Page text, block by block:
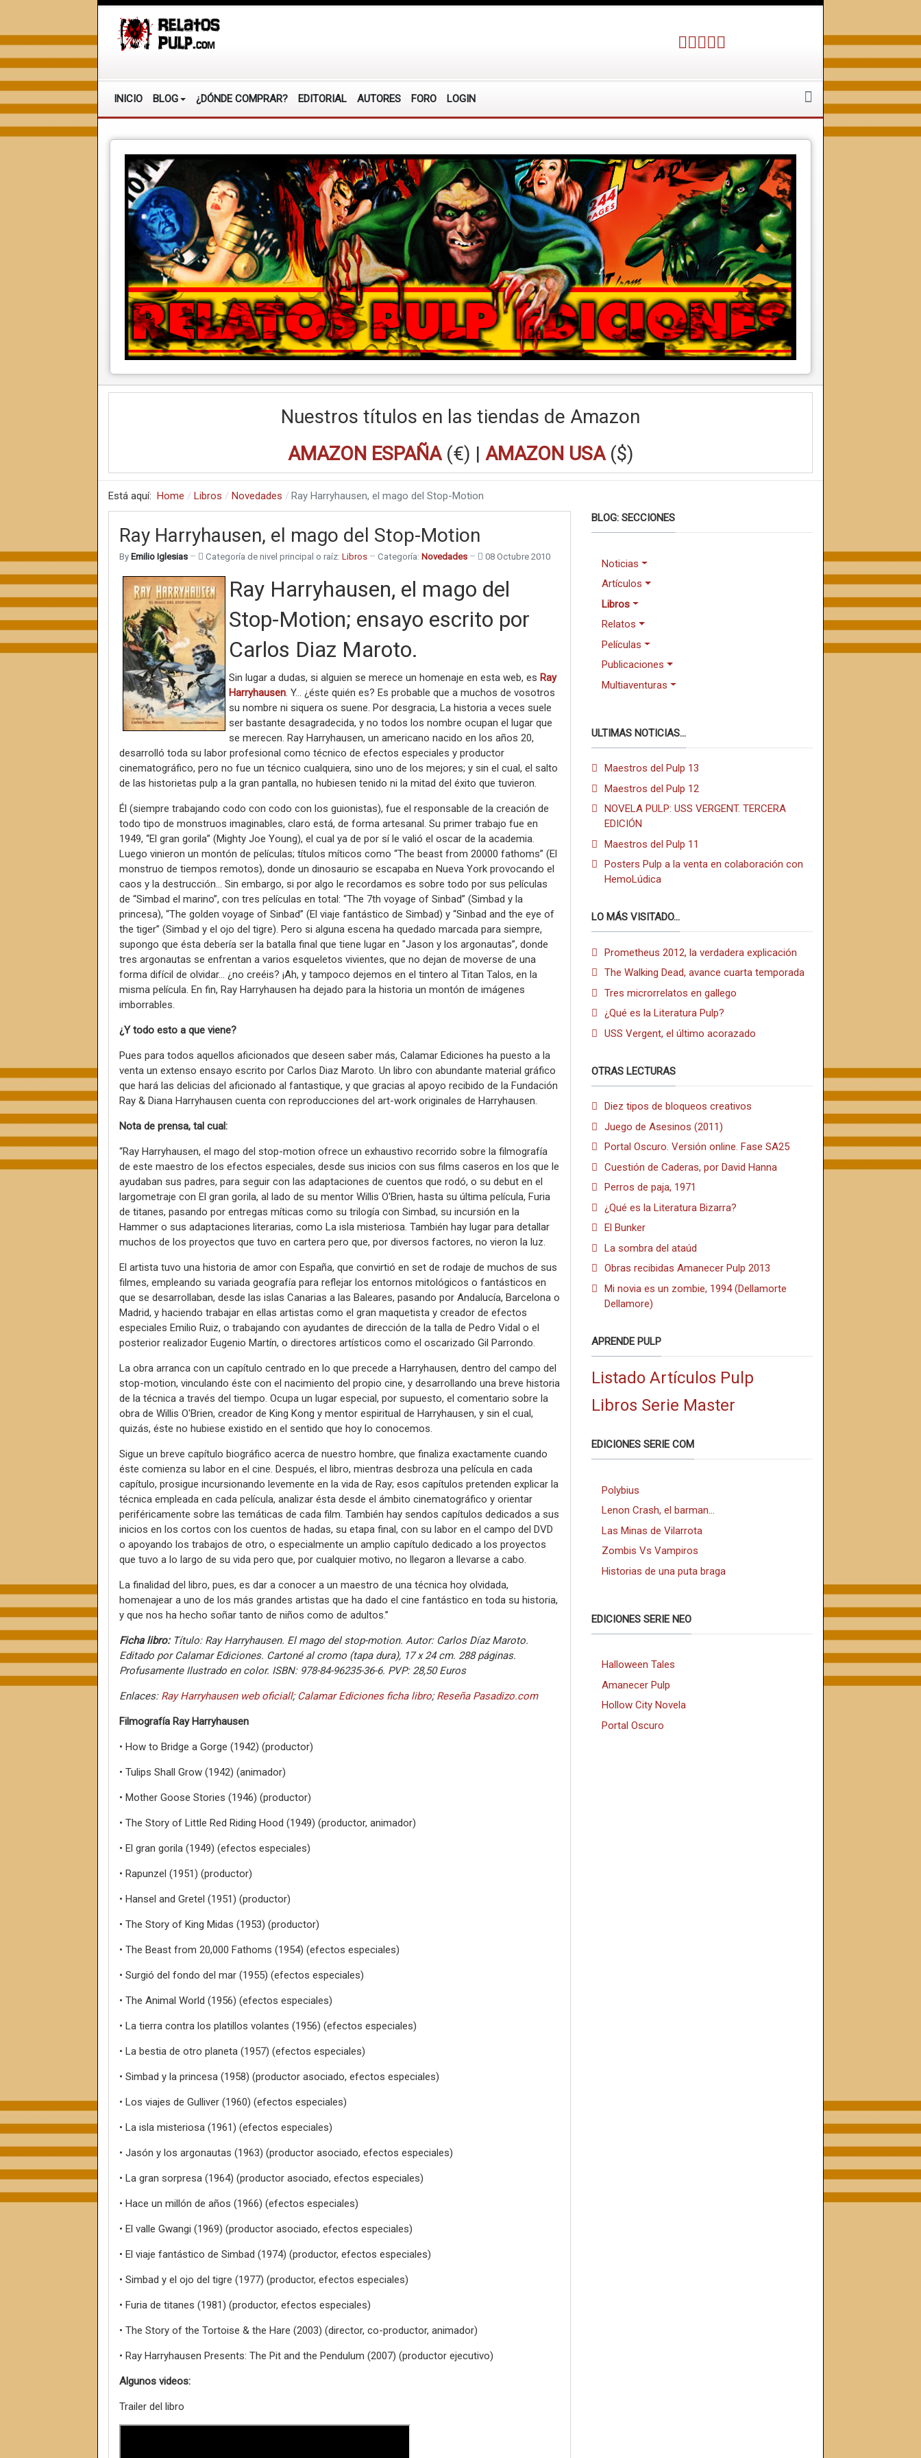
INICIO BLOG ¿DÓNDE COMPRAR? EDITORIAL AUTORES FORO LOGIN
Nuestros títulos en las tiendas de Amazon
AMAZON ESPAÑA(€) | AMAZON USA($)
Está aquí: Home Libros Novedades Ray Harryhausen, el mago del Stop-Motion
Ray Harryhausen, el mago del Stop-Motion
By Emilio Iglesias Categoría de nivel principal o raíz: Libros Categoría: Novedades 08 Octubre 2010
Ray Harryhausen, el mago del
Stop-Motion; ensayo escrito por
Carlos Diaz Maroto.
Sin lugar a dudas, si alguien se merece un homenaje en esta web, es Ray
Harryhausen . Y… ¿éste quién es? Es probable que a muchos de vosotros
su nombre ni siquera os suene. Por desgracia, La historia a veces suele
ser bastante desagradecida, y no todos los nombre ocupan el lugar que
se merecen. Ray Harryhausen, un americano nacido en los años 20,
desarrolló toda su labor profesional como técnico de efectos especiales y productor
cinematográfico, pero no fue un técnico cualquiera, sino uno de los mejores; y sin el cual, el salto
de las historietas pulp a la gran pantalla, no hubiesen tenido ni la mitad del éxito que tuvieron.
Él (siempre trabajando codo con codo con los guionistas), fue el responsable de la creación de
todo tipo de monstruos imaginables, claro está, de forma artesanal. Su primer trabajo fue en
1949, “El gran gorila” (Mighty Joe Young), el cual ya de por sí le valió el oscar de la academia.
Luego vinieron un montón de películas; títulos míticos como “The beast from 20000 fathoms” (El
monstruo de tiempos remotos), donde un dinosaurio se escapaba en Nueva York provocando el
caos y la destrucción... Sin embargo, si por algo le recordamos es sobre todo por sus películas
de “Simbad el marino”, con tres películas en total: “The 7th voyage of Sinbad” (Simbad y la
princesa), “The golden voyage of Sinbad” (El viaje fantástico de Simbad) y “Sinbad and the eye of
the tiger” (Simbad y el ojo del tigre). Pero si alguna escena ha quedado marcada para siempre,
supongo que ésta debería ser la batalla final que tiene lugar en "Jason y los argonautas”, donde
tres argonautas se enfrentan a varios esqueletos vivientes, que no dejan de moverse de una
forma difícil de olvidar... ¿no creéis? ¡Ah, y tampoco dejemos en el tintero al Titan Talos, en la
misma película. En fin, Ray Harryhausen ha dejado para la historia un montón de imágenes
imborrables.
¿Y todo esto a que viene?
Pues para todos aquellos aficionados que deseen saber más, Calamar Ediciones ha puesto a la
venta un extenso ensayo escrito por Carlos Diaz Maroto. Un libro con abundante material gráfico
que hará las delicias del aficionado al fantastique, y que gracias al apoyo recibido de la Fundación
Ray & Diana Harryhausen cuenta con reproducciones del art-work originales de Harryhausen.
Nota de prensa, tal cual:
“Ray Harryhausen, el mago del stop-motion ofrece un exhaustivo recorrido sobre la filmografía
de este maestro de los efectos especiales, desde sus inicios con sus films caseros en los que le
ayudaban sus padres, para seguir con las adaptaciones de cuentos que rodó, o su debut en el
largometraje con El gran gorila, al lado de su mentor Willis O'Brien, hasta su última película, Furia
de titanes, pasando por entregas míticas como su trilogía con Simbad, su incursión en la
Hammer o sus adaptaciones literarias, como La isla misteriosa. También hay lugar para detallar
muchos de los proyectos que tuvo en cartera pero que, por diversos factores, no vieron la luz.
El artista tuvo una historia de amor con España, que convirtió en set de rodaje de muchos de sus
filmes, empleando su variada geografía para reflejar los entornos mitológicos o fantásticos en
que se desarrollaban, desde las islas Canarias a las Baleares, pasando por Andalucía, Barcelona o
Madrid, y haciendo trabajar en ellas artistas como el gran maquetista y creador de efectos
especiales Emilio Ruiz, o trabajando con ayudantes de dirección de la talla de Pedro Vidal o el
posterior realizador Eugenio Martín, o directores artísticos como el oscarizado Gil Parrondo.
La obra arranca con un capítulo centrado en lo que precede a Harryhausen, dentro del campo del
stop-motion, vinculando éste con el nacimiento del propio cine, y desarrollando una breve historia
de la técnica a través del tiempo. Ocupa un lugar especial, por supuesto, el comentario sobre la
obra de Willis O'Brien, creador de King Kong y mentor espiritual de Harryhausen, y sin el cual,
quizás, éste no hubiese existido en el sentido que hoy lo conocemos.
Sigue un breve capítulo biográfico acerca de nuestro hombre, que finaliza exactamente cuando
éste comienza su labor en el cine. Después, el libro, mientras desbroza una película en cada
capítulo, prosigue incursionando levemente en la vida de Ray; esos capítulos pretenden explicar la
técnica empleada en cada película, analizar ésta desde el ámbito cinematográfico y orientar
periféricamente sobre las temáticas de cada film. También hay sendos capítulos dedicados a sus
inicios en los cortos con los cuentos de hadas, su etapa final, con su labor en el campo del DVD
o apoyando los trabajos de otro, o especialmente un amplio capítulo dedicado a los proyectos
que tuvo a lo largo de su vida pero que, por cualquier motivo, no llegaron a llevarse a cabo.
La finalidad del libro, pues, es dar a conocer a un maestro de una técnica hoy olvidada,
homenajear a uno de los más grandes artistas que ha dado el cine fantástico en toda su historia,
y que nos ha hecho soñar tanto de niños como de adultos.”
Ficha libro:Título: Ray Harryhausen. El mago del stop-motion. Autor: Carlos Díaz Maroto.
Editado por Calamar Ediciones. Cartoné al cromo (tapa dura), 17 x 24 cm. 288 páginas.
Profusamente Ilustrado en color. ISBN: 978-84-96235-36-6. PVP: 28,50 Euros
Enlaces: Ray Harryhausen web oficiall;Calamar Ediciones ficha libro;Reseña Pasadizo.com
Filmografía Ray Harryhausen
• How to Bridge a Gorge (1942) (productor)
• Tulips Shall Grow (1942) (animador)
• Mother Goose Stories (1946) (productor)
• The Story of Little Red Riding Hood (1949) (productor, animador)
• El gran gorila (1949) (efectos especiales)
• Rapunzel (1951) (productor)
• Hansel and Gretel (1951) (productor)
• The Story of King Midas (1953) (productor)
• The Beast from 20,000 Fathoms (1954) (efectos especiales)
• Surgió del fondo del mar (1955) (efectos especiales)
• The Animal World (1956) (efectos especiales)
• La tierra contra los platillos volantes (1956) (efectos especiales)
• La bestia de otro planeta (1957) (efectos especiales)
• Simbad y la princesa (1958) (productor asociado, efectos especiales)
• Los viajes de Gulliver (1960) (efectos especiales)
• La isla misteriosa (1961) (efectos especiales)
• Jasón y los argonautas (1963) (productor asociado, efectos especiales)
• La gran sorpresa (1964) (productor asociado, efectos especiales)
• Hace un millón de años (1966) (efectos especiales)
• El valle Gwangi (1969) (productor asociado, efectos especiales)
• El viaje fantástico de Simbad (1974) (productor, efectos especiales)
• Simbad y el ojo del tigre (1977) (productor, efectos especiales)
• Furia de titanes (1981) (productor, efectos especiales)
• The Story of the Tortoise & the Hare (2003) (director, co-productor, animador)
• Ray Harryhausen Presents: The Pit and the Pendulum (2007) (productor ejecutivo)
Algunos videos:
Trailer del libro
BLOG: SECCIONES
Noticias
Artículos
Libros
Relatos
Películas
Publicaciones
Multiaventuras
ULTIMAS NOTICIAS...
Maestros del Pulp 13
Maestros del Pulp 12
NOVELA PULP: USS VERGENT. TERCERA
EDICIÓN
Maestros del Pulp 11
Posters Pulp a la venta en colaboración con
HemoLúdica
LO MÁS VISITADO...
Prometheus 2012, la verdadera explicación
The Walking Dead, avance cuarta temporada
Tres microrrelatos en gallego
¿Qué es la Literatura Pulp?
USS Vergent, el último acorazado
OTRAS LECTURAS
Diez tipos de bloqueos creativos
Juego de Asesinos (2011)
Portal Oscuro. Versión online. Fase SA25
Cuestión de Caderas, por David Hanna
Perros de paja, 1971
¿Qué es la Literatura Bizarra?
El Bunker
La sombra del ataúd
Obras recibidas Amanecer Pulp 2013
Mi novia es un zombie, 1994 (Dellamorte
Dellamore)
APRENDE PULP
Listado Artículos Pulp
Libros Serie Master
EDICIONES SERIE COM
Polybius
Lenon Crash, el barman...
Las Minas de Vilarrota
Zombis Vs Vampiros
Historias de una puta braga
EDICIONES SERIE NEO
Halloween Tales
Amanecer Pulp
Hollow City Novela
Portal Oscuro